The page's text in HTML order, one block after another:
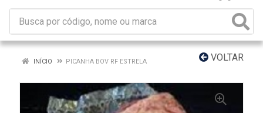
VOLTAR
INÍCIO PICANHA BOV RF ESTRELA